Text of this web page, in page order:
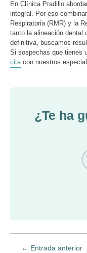
En Clínica Pradillo
integral. Por eso
Respiratoria (RMR) y la
tanto la alineación dental
definitiva, buscamos
Si sospechas que tienes
cita con nuestros
¿Te ha
← Entrada anterior